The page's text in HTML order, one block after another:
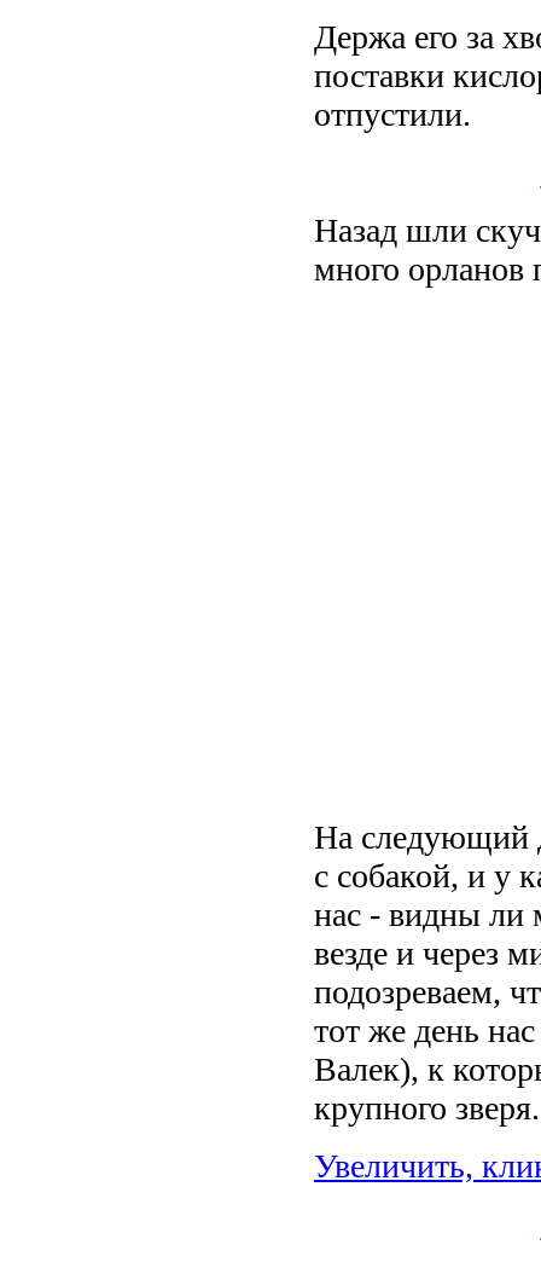
Держа его за
поставки
отпустили.
Назад шли
много орланов
На следующий
с собакой, и у
нас - видны ли
везде и через
подозреваем,
тот же день
Валек), к
крупного зверя.
Увеличить,